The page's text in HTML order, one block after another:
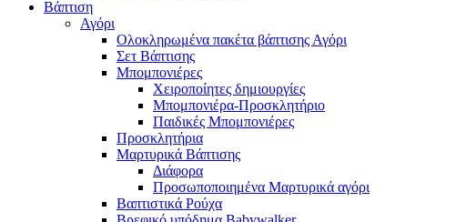
Βάπτιση
Αγόρι
Ολοκληρωμένα πακέτα βάπτισης Αγόρι
Σετ Βάπτισης
Μπομπονιέρες
Χειροποίητες δημιουργίες
Μπομπονιέρα-Προσκλητήριο
Παιδικές Μπομπονιέρες
Προσκλητήρια
Μαρτυρικά Βάπτισης
Διάφορα
Προσωποποιημένα Μαρτυρικά αγόρι
Βαπτιστικά Ρούχα